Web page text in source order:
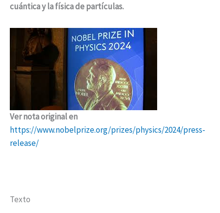
cuántica y la física de partículas.
Ver nota original en
https://www.nobelprize.org/prizes/physics/2024/press-
release/
Texto